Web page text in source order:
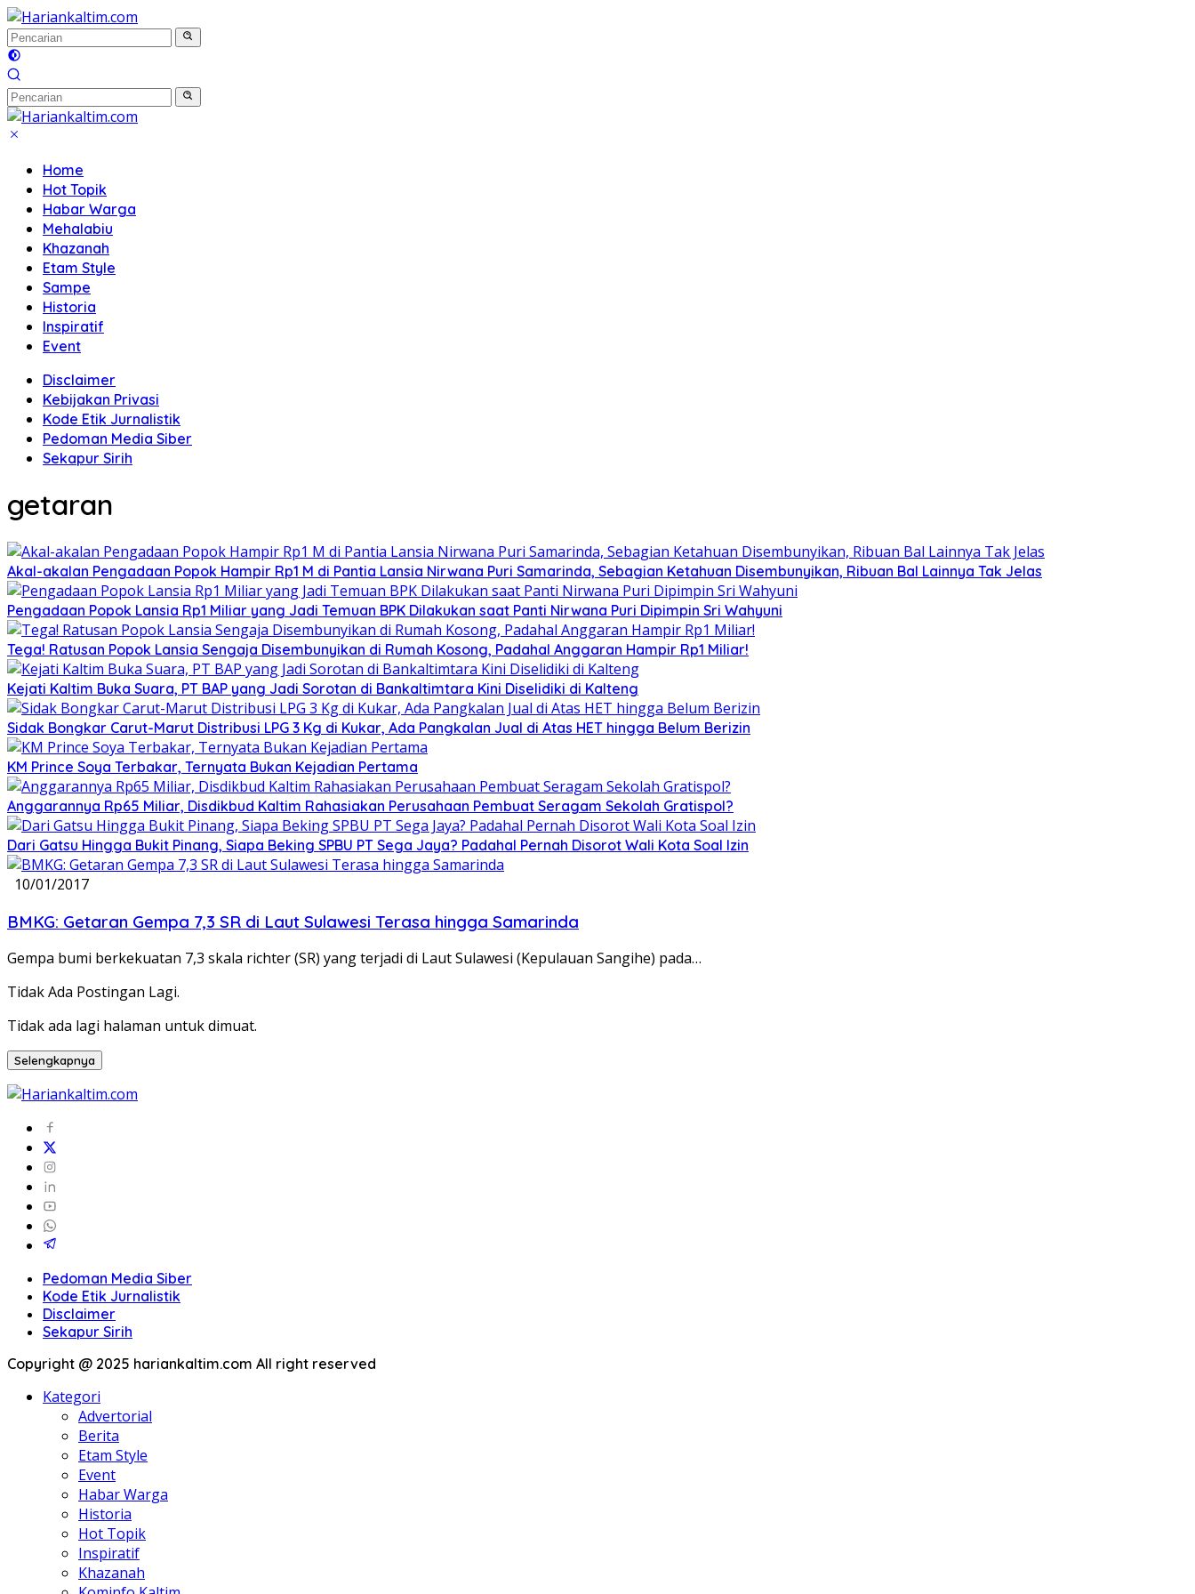
Langsung
ke
konten
Home
Hot Topik
Habar Warga
Mehalabiu
Khazanah
Etam Style
Sampe
Historia
Inspiratif
Event
Disclaimer
Kebijakan Privasi
Kode Etik Jurnalistik
Pedoman Media Siber
Sekapur Sirih
getaran
Akal-akalan Pengadaan Popok Hampir Rp1 M di Pantia Lansia Nirwana Puri Samarinda, Sebagian Ketahuan Disembunyikan, Ribuan Bal Lainnya Tak Jelas
Pengadaan Popok Lansia Rp1 Miliar yang Jadi Temuan BPK Dilakukan saat Panti Nirwana Puri Dipimpin Sri Wahyuni
Tega! Ratusan Popok Lansia Sengaja Disembunyikan di Rumah Kosong, Padahal Anggaran Hampir Rp1 Miliar!
Kejati Kaltim Buka Suara, PT BAP yang Jadi Sorotan di Bankaltimtara Kini Diselidiki di Kalteng
Sidak Bongkar Carut-Marut Distribusi LPG 3 Kg di Kukar, Ada Pangkalan Jual di Atas HET hingga Belum Berizin
KM Prince Soya Terbakar, Ternyata Bukan Kejadian Pertama
Anggarannya Rp65 Miliar, Disdikbud Kaltim Rahasiakan Perusahaan Pembuat Seragam Sekolah Gratispol?
Dari Gatsu Hingga Bukit Pinang, Siapa Beking SPBU PT Sega Jaya? Padahal Pernah Disorot Wali Kota Soal Izin
10/01/2017
BMKG: Getaran Gempa 7,3 SR di Laut Sulawesi Terasa hingga Samarinda
Gempa bumi berkekuatan 7,3 skala richter (SR) yang terjadi di Laut Sulawesi (Kepulauan Sangihe) pada…
Tidak Ada Postingan Lagi.
Tidak ada lagi halaman untuk dimuat.
Selengkapnya
Pedoman Media Siber
Kode Etik Jurnalistik
Disclaimer
Sekapur Sirih
Copyright @ 2025 hariankaltim.com All right reserved
Kategori
Advertorial
Berita
Etam Style
Event
Habar Warga
Historia
Hot Topik
Inspiratif
Khazanah